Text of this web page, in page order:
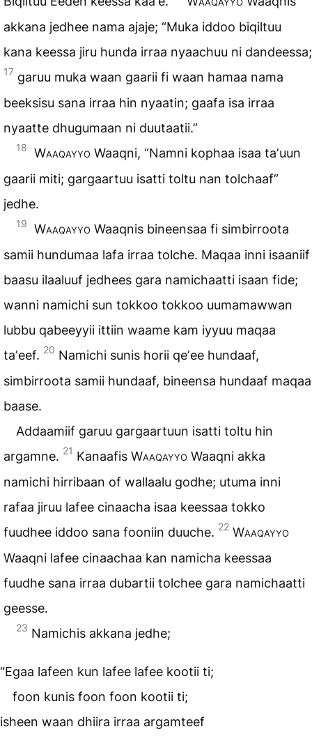
akkana jedhee nama ajaje; “Muka iddoo biqiltuu
kana keessa jiru hunda irraa nyaachuu ni dandeessa;
17 garuu muka waan gaarii fi waan hamaa nama
beeksisu sana irraa hin nyaatin; gaafa isa irraa
nyaatte dhugumaan ni duutaatii.”
18 Waaqayyo Waaqni, “Namni kophaa isaa taʼuun
gaarii miti; gargaartuu isatti toltu nan tolchaaf”
jedhe.
19 Waaqayyo Waaqnis bineensaa fi simbirroota
samii hundumaa lafa irraa tolche. Maqaa inni isaaniif
baasu ilaaluuf jedhees gara namichaatti isaan fide;
wanni namichi sun tokkoo tokkoo uumamawwan
lubbu qabeeyyii ittiin waame kam iyyuu maqaa
taʼeef. 20 Namichi sunis horii qeʼee hundaaf,
simbirroota samii hundaaf, bineensa hundaaf maqaa
baase.
Addaamiif garuu gargaartuun isatti toltu hin
argamne. 21 Kanaafis Waaqayyo Waaqni akka
namichi hirribaan of wallaalu godhe; utuma inni
rafaa jiruu lafee cinaacha isaa keessaa tokko
fuudhee iddoo sana fooniin duuche. 22 Waaqayyo
Waaqni lafee cinaachaa kan namicha keessaa
fuudhe sana irraa dubartii tolchee gara namichaatti
geesse.
23 Namichis akkana jedhe;
“Egaa lafeen kun lafee lafee kootii ti;
foon kunis foon foon kootii ti;
isheen waan dhiira irraa argamteef